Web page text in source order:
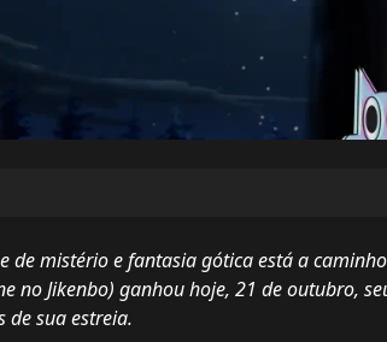
de mistério e fantasia gótica está a
no Jikenbo) ganhou hoje, 21 de outubro,
de sua estreia.